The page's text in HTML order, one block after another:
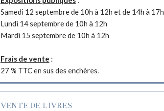
Samedi 12 septembre de 10h à 12h et de 14h à 17h
Lundi 14 septembre de 10h à 12h
Mardi 15 septembre de 10h à 12h
Frais de vente :
27 % TTC en sus des enchères.
VENTE DE LIVRES